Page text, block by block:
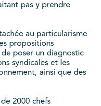
pas y prendre
au particularisme
propositions
poser un diagnostic
syndicales et les
ainsi que des
2000 chefs